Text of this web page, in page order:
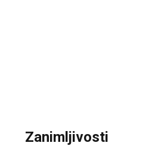
Zanimljivosti